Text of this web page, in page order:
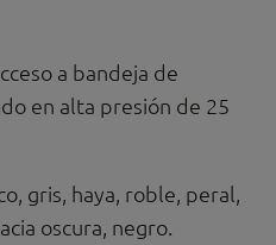
a bandeja de
en alta presión de 25
gris, haya, roble, peral,
oscura, negro.